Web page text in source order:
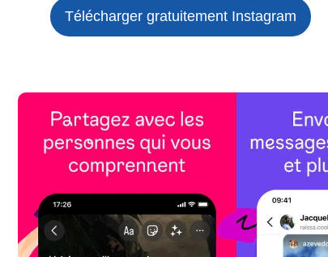
Télécharger gratuitement Instagram